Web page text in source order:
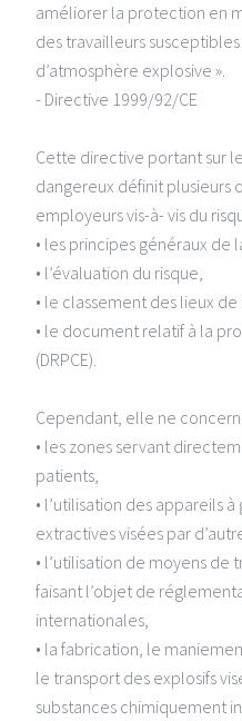
améliorer la protection en
des travailleurs
d’atmosphère explosive ».
- Directive 1999/92/CE
Cette directive portant sur
dangereux définit plusieurs
employeurs vis-à- vis du
• les principes généraux de
• l’évaluation du risque,
• le classement des lieux
• le document relatif à la
(DRPCE).
Cependant, elle ne
• les zones servant
patients,
• l’utilisation des appareils
extractives visées par
• l’utilisation de moyens
faisant l’objet de
internationales,
• la fabrication, le
le transport des explosifs
substances chimiquement